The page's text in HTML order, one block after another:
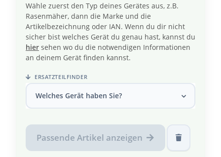
Wähle zuerst den Typ deines Gerätes aus, z.B.
Rasenmäher, dann die Marke und die
Artikelbezeichnung oder IAN. Wenn du dir nicht
sicher bist welches Gerät du genau hast, kannst du
hier sehen wo du die notwendigen Informationen
an deinem Gerät finden kannst.
ERSATZTEILFINDER
Welches Gerät haben Sie?
Passende Artikel anzeigen